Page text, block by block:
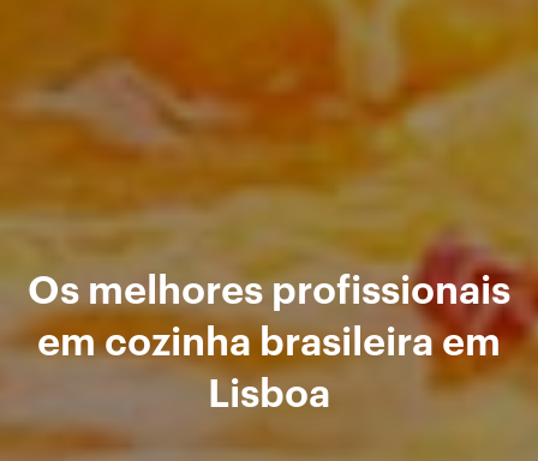
Os melhores profissionais
em cozinha brasileira em
Lisboa